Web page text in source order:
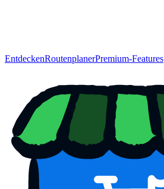
EntdeckenRoutenplanerPremium-Features